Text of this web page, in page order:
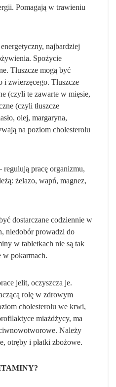
Pomagają w trawieniu
najbardziej
Spożycie
Tłuszcze mogą być
i zwierzęcego. Tłuszcze
(czyli te zawarte w mięsie,
(czyli tłuszcze
olej, margaryna,
na poziom cholesterolu
regulują pracę organizmu,
żelazo, wapń, magnez,
dostarczane codziennie w
niedobór prowadzi do
w tabletkach nie są tak
w pokarmach.
jelit, oczyszcza je.
rolę w zdrowym
cholesterolu we krwi,
miażdżycy, ma
Należy
otręby i płatki zbożowe.